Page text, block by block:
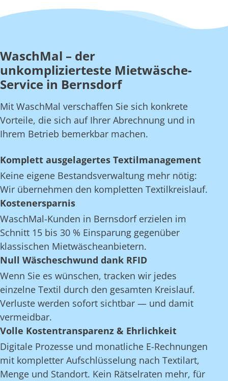
WaschMal – der
unkomplizierteste Mietwäsche-
Service in Bernsdorf
Mit WaschMal verschaffen Sie sich konkrete
Vorteile, die sich auf Ihrer Abrechnung und in
Ihrem Betrieb bemerkbar machen.
Komplett ausgelagertes Textilmanagement
Keine eigene Bestandsverwaltung mehr nötig:
Wir übernehmen den kompletten Textilkreislauf.
Kostenersparnis
WaschMal-Kunden in Bernsdorf erzielen im
Schnitt 15 bis 30 % Einsparung gegenüber
klassischen Mietwäscheanbietern.
Null Wäscheschwund dank RFID
Wenn Sie es wünschen, tracken wir jedes
einzelne Textil durch den gesamten Kreislauf.
Verluste werden sofort sichtbar — und damit
vermeidbar.
Volle Kostentransparenz & Ehrlichkeit
Digitale Prozesse und monatliche E-Rechnungen
mit kompletter Aufschlüsselung nach Textilart,
Menge und Standort. Kein Rätselraten mehr, für